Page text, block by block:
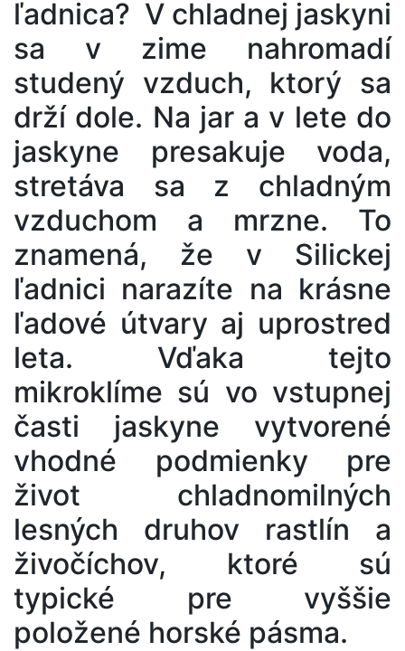
ľadnica? V chladnej jaskyni
sa v zime nahromadí
studený vzduch, ktorý sa
drží dole. Na jar a v lete do
jaskyne presakuje voda,
stretáva sa z chladným
vzduchom a mrzne. To
znamená, že v Silickej
ľadnici narazíte na krásne
ľadové útvary aj uprostred
leta. Vďaka tejto
mikroklíme sú vo vstupnej
časti jaskyne vytvorené
vhodné podmienky pre
život chladnomilných
lesných druhov rastlín a
živočíchov, ktoré sú
typické pre vyššie
položené horské pásma.